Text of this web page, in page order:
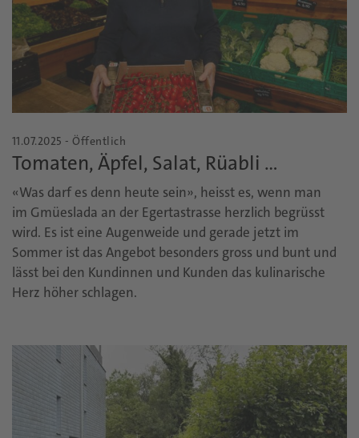
11.07.2025 - Öffentlich
Tomaten, Äpfel, Salat, Rüabli …
«Was darf es denn heute sein», heisst es, wenn man
im Gmüeslada an der Egertastrasse herzlich begrüsst
wird. Es ist eine Augenweide und gerade jetzt im
Sommer ist das Angebot besonders gross und bunt und
lässt bei den Kundinnen und Kunden das kulinarische
Herz höher schlagen.